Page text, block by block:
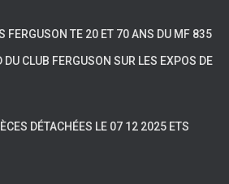
FERGUSON TE 20 ET 70 ANS DU MF 835
DU CLUB FERGUSON SUR LES EXPOS DE
DÉTACHÉES LE 07 12 2025 ETS